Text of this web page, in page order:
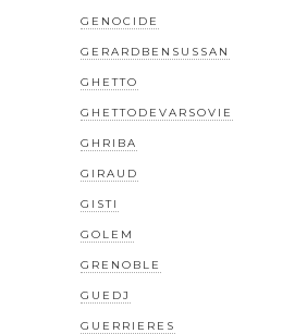
GENOCIDE
GERARDBENSUSSAN
GHETTO
GHETTODEVARSOVIE
GHRIBA
GIRAUD
GISTI
GOLEM
GRENOBLE
GUEDJ
GUERRIERES